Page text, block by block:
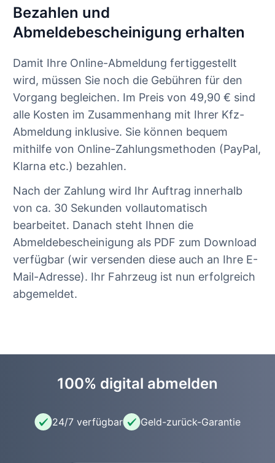
Bezahlen und
Abmeldebescheinigung erhalten
Damit Ihre Online-Abmeldung fertiggestellt
wird, müssen Sie noch die Gebühren für den
Vorgang begleichen. Im Preis von 49,90 € sind
alle Kosten im Zusammenhang mit Ihrer Kfz-
Abmeldung inklusive. Sie können bequem
mithilfe von Online-Zahlungsmethoden (PayPal,
Klarna etc.) bezahlen.
Nach der Zahlung wird Ihr Auftrag innerhalb
von ca. 30 Sekunden vollautomatisch
bearbeitet. Danach steht Ihnen die
Abmeldebescheinigung als PDF zum Download
verfügbar (wir versenden diese auch an Ihre E-
Mail-Adresse). Ihr Fahrzeug ist nun erfolgreich
abgemeldet.
100% digital abmelden
24/7 verfügbar Geld-zurück-Garantie